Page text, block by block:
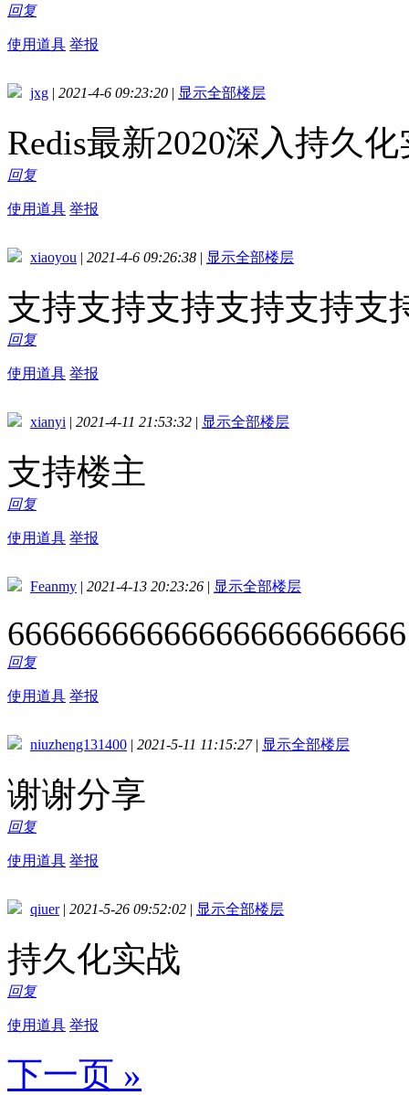
回复
使用道具 举报
jxg | 2021-4-6 09:23:20 | 显示全部楼层
Redis最新2020深入持久
回复
使用道具 举报
xiaoyou | 2021-4-6 09:26:38 | 显示全部楼层
支持支持支持支持支持支
回复
使用道具 举报
xianyi | 2021-4-11 21:53:32 | 显示全部楼层
支持楼主
回复
使用道具 举报
Feanmy | 2021-4-13 20:23:26 | 显示全部楼层
66666666666666666666666
回复
使用道具 举报
niuzheng131400 | 2021-5-11 11:15:27 | 显示全部楼层
谢谢分享
回复
使用道具 举报
qiuer | 2021-5-26 09:52:02 | 显示全部楼层
持久化实战
回复
使用道具 举报
下一页 »